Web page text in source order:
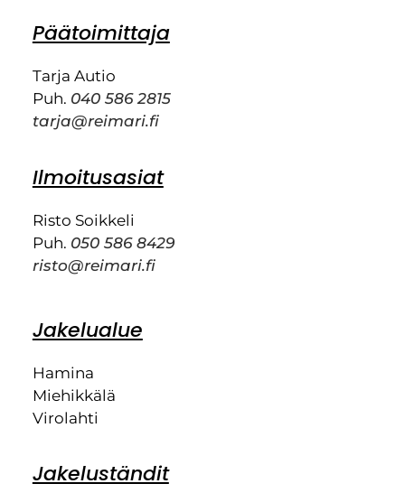
Päätoimittaja
Tarja Autio
Puh. 040 586 2815
tarja@reimari.fi
Ilmoitusasiat
Risto Soikkeli
Puh. 050 586 8429
risto@reimari.fi
Jakelualue
Hamina
Miehikkälä
Virolahti
Jakeluständit